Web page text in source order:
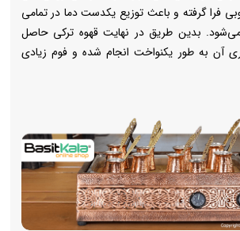
فرا گرفته و باعث توزیع یکدست دما در تمامی
بدین طریق در نهایت قهوه ترکی حاصل
آن به طور یکنواخت انجام شده و فوم زیادی